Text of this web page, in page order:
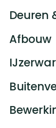
Deuren
Afbouw